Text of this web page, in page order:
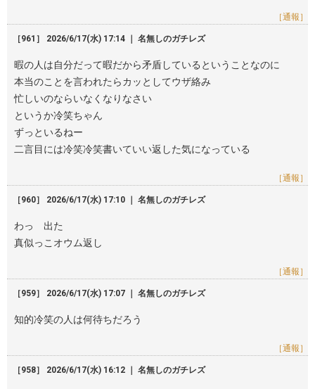
［通報］
［961］ 2026/6/17(水) 17:14 ｜ 名無しのガチレズ
暇の人は自分だって暇だから矛盾しているということなのに
本当のことを言われたらカッとしてウザ絡み
忙しいのならいなくなりなさい
というか冷笑ちゃん
ずっといるねー
二言目には冷笑冷笑書いていい返した気になっている
［通報］
［960］ 2026/6/17(水) 17:10 ｜ 名無しのガチレズ
わっ 出た
真似っこオウム返し
［通報］
［959］ 2026/6/17(水) 17:07 ｜ 名無しのガチレズ
知的冷笑の人は何待ちだろう
［通報］
［958］ 2026/6/17(水) 16:12 ｜ 名無しのガチレズ